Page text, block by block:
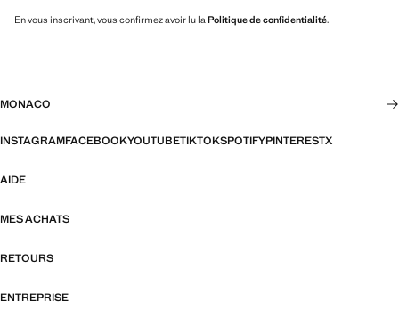
En vous inscrivant, vous confirmez avoir lu la Politique de confidentialité.
MONACO
INSTAGRAMFACEBOOKYOUTUBETIKTOKSPOTIFYPINTERESTX
AIDE
MES ACHATS
RETOURS
ENTREPRISE